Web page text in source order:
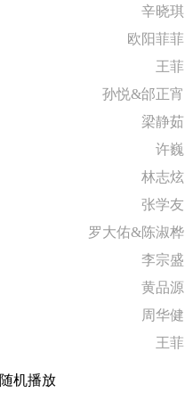
辛晓琪
欧阳菲菲
王菲
孙悦&邰正宵
梁静茹
许巍
林志炫
张学友
罗大佑&陈淑桦
李宗盛
黄品源
周华健
王菲
随机播放